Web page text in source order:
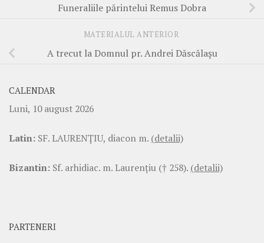
Funeraliile părintelui Remus Dobra
MATERIALUL ANTERIOR
A trecut la Domnul pr. Andrei Dăscălașu
CALENDAR
Luni, 10 august 2026
Latin: SF. LAURENŢIU, diacon m. (detalii)
Bizantin: Sf. arhidiac. m. Laurenţiu († 258). (detalii)
PARTENERI